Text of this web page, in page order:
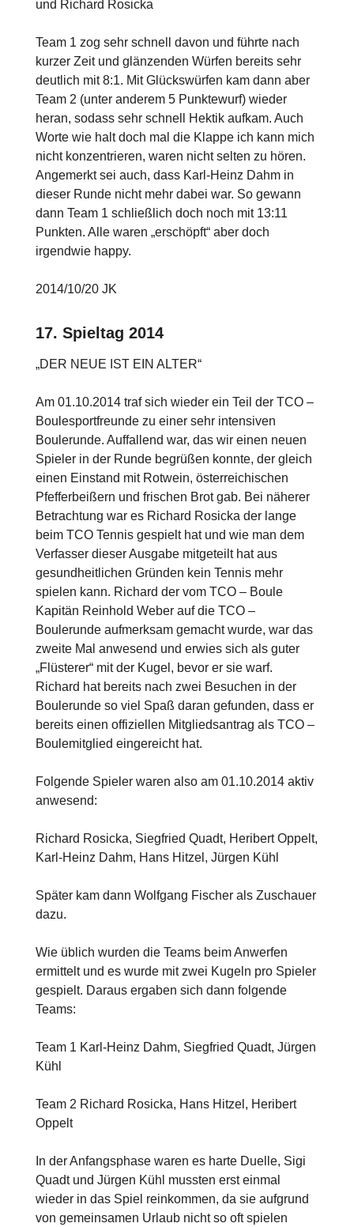
und Richard Rosicka
Team 1 zog sehr schnell davon und führte nach
kurzer Zeit und glänzenden Würfen bereits sehr
deutlich mit 8:1. Mit Glückswürfen kam dann aber
Team 2 (unter anderem 5 Punktewurf) wieder
heran, sodass sehr schnell Hektik aufkam. Auch
Worte wie halt doch mal die Klappe ich kann mich
nicht konzentrieren, waren nicht selten zu hören.
Angemerkt sei auch, dass Karl-Heinz Dahm in
dieser Runde nicht mehr dabei war. So gewann
dann Team 1 schließlich doch noch mit 13:11
Punkten. Alle waren „erschöpft“ aber doch
irgendwie happy.
2014/10/20 JK
17. Spieltag 2014
„DER NEUE IST EIN ALTER“
Am 01.10.2014 traf sich wieder ein Teil der TCO –
Boulesportfreunde zu einer sehr intensiven
Boulerunde. Auffallend war, das wir einen neuen
Spieler in der Runde begrüßen konnte, der gleich
einen Einstand mit Rotwein, österreichischen
Pfefferbeißern und frischen Brot gab. Bei näherer
Betrachtung war es Richard Rosicka der lange
beim TCO Tennis gespielt hat und wie man dem
Verfasser dieser Ausgabe mitgeteilt hat aus
gesundheitlichen Gründen kein Tennis mehr
spielen kann. Richard der vom TCO – Boule
Kapitän Reinhold Weber auf die TCO –
Boulerunde aufmerksam gemacht wurde, war das
zweite Mal anwesend und erwies sich als guter
„Flüsterer“ mit der Kugel, bevor er sie warf.
Richard hat bereits nach zwei Besuchen in der
Boulerunde so viel Spaß daran gefunden, dass er
bereits einen offiziellen Mitgliedsantrag als TCO –
Boulemitglied eingereicht hat.
Folgende Spieler waren also am 01.10.2014 aktiv
anwesend:
Richard Rosicka, Siegfried Quadt, Heribert Oppelt,
Karl-Heinz Dahm, Hans Hitzel, Jürgen Kühl
Später kam dann Wolfgang Fischer als Zuschauer
dazu.
Wie üblich wurden die Teams beim Anwerfen
ermittelt und es wurde mit zwei Kugeln pro Spieler
gespielt. Daraus ergaben sich dann folgende
Teams:
Team 1 Karl-Heinz Dahm, Siegfried Quadt, Jürgen
Kühl
Team 2 Richard Rosicka, Hans Hitzel, Heribert
Oppelt
In der Anfangsphase waren es harte Duelle, Sigi
Quadt und Jürgen Kühl mussten erst einmal
wieder in das Spiel reinkommen, da sie aufgrund
von gemeinsamen Urlaub nicht so oft spielen